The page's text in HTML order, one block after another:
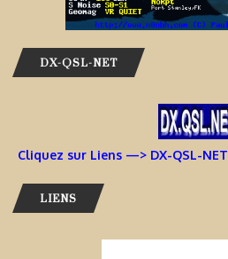
DX-QSL-NET
Cliquez sur Liens —> DX-QSL-NET
LIENS